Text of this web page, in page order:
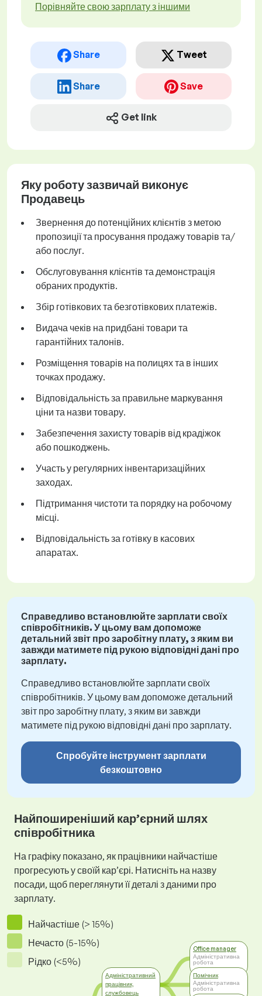
Порівняйте свою зарплату з іншими
Share Tweet
Share Save
Get link
Яку роботу зазвичай виконує
Продавець
Звернення до потенційних клієнтів з метою
пропозиції та просування продажу товарів та/
або послуг.
Обслуговування клієнтів та демонстрація
обраних продуктів.
Збір готівкових та безготівкових платежів.
Видача чеків на придбані товари та
гарантійних талонів.
Розміщення товарів на полицях та в інших
точках продажу.
Відповідальність за правильне маркування
ціни та назви товару.
Забезпечення захисту товарів від крадіжок
або пошкоджень.
Участь у регулярних інвентаризаційних
заходах.
Підтримання чистоти та порядку на робочому
місці.
Відповідальність за готівку в касових
апаратах.
Справедливо встановлюйте зарплати своїх
співробітників. У цьому вам допоможе
детальний звіт про заробітну плату, з яким ви
завжди матимете під рукою відповідні дані про
зарплату.
Справедливо встановлюйте зарплати своїх
співробітників. У цьому вам допоможе детальний
звіт про заробітну плату, з яким ви завжди
матимете під рукою відповідні дані про зарплату.
Спробуйте інструмент зарплати
безкоштовно
Найпоширеніший кар’єрний шлях
співробітника
На графіку показано, як працівники найчастіше
прогресують у своїй кар’єрі. Натисніть на назву
посади, щоб переглянути її деталі з даними про
зарплату.
Найчастіше (> 15%)
Нечасто (5-15%)
Рідко (<5%)
Адміністративний
працівник,
службовець
Office manager
Адміністративна
робота
Помічник
Адміністративна
робота